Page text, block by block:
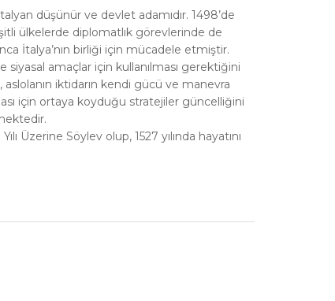
düşünür ve devlet adamıdır. 1498’de
ülkelerde diplomatlık görevlerinde de
İtalya’nın birliği için mücadele etmiştir.
amaçlar için kullanılması gerektiğini
iktidarın kendi gücü ve manevra
için ortaya koyduğu stratejiler güncelliğini
Üzerine Söylev olup, 1527 yılında hayatını